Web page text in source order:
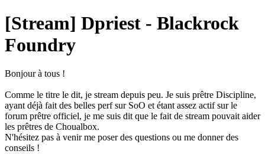
[Stream] Dpriest - Blackrock
Foundry
Bonjour à tous !
Comme le titre le dit, je stream depuis peu. Je suis prêtre Discipline,
ayant déjà fait des belles perf sur SoO et étant assez actif sur le
forum prêtre officiel, je me suis dit que le fait de stream pouvait aider
les prêtres de Choualbox.
N'hésitez pas à venir me poser des questions ou me donner des
conseils !